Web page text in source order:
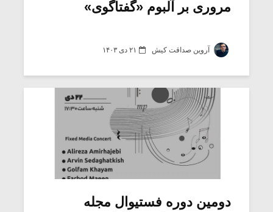
مروری بر آلبوم «گفتاگوی»
آروین صداقت کیش ۲۱ دی ۱۴۰۳
دومین دوره فستیوال مجله